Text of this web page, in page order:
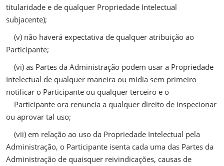
titularidade e de qualquer Propriedade Intelectual
subjacente);
(v) não haverá expectativa de qualquer atribuição ao
Participante;
(vi) as Partes da Administração podem usar a Propriedade
Intelectual de qualquer maneira ou mídia sem primeiro
notificar o Participante ou qualquer terceiro e o
Participante ora renuncia a qualquer direito de inspecionar
ou aprovar tal uso;
(vii) em relação ao uso da Propriedade Intelectual pela
Administração, o Participante isenta cada uma das Partes da
Administração de quaisquer reivindicações, causas de